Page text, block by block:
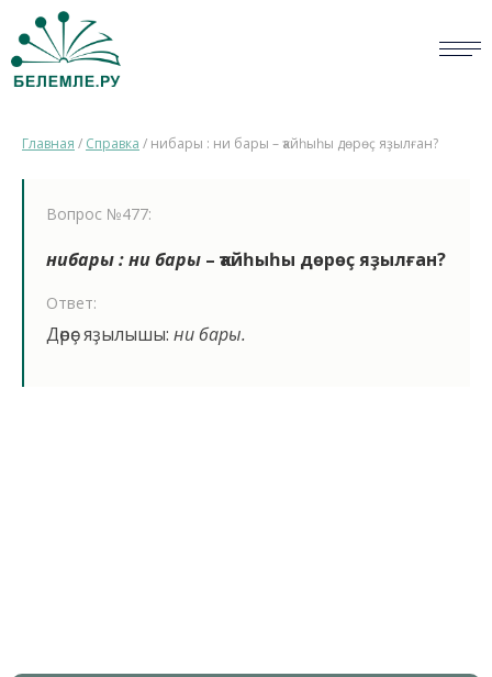
ОПРОС
СПРАВКА
Главная / Справка / нибары : ни бары – ҡайһыһы дөрөҫ яҙылған?
Вопрос №477:
нибары : ни бары – ҡайһыһы дөрөҫ яҙылған?
Ответ:
Дөрөҫ яҙылышы: ни бары.